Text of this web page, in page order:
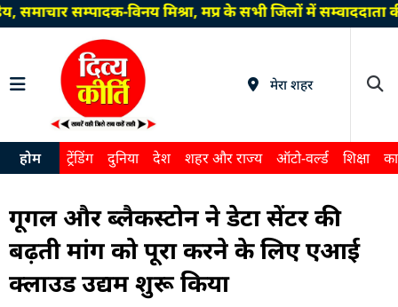
समाचार सम्पादक-विनय मिश्रा, मप्र के सभी जिलों में
मेरा शहर
होम ट्रेंडिंग दुनिया देश शहर और राज्य ऑटो-वर्ल्ड शिक्षा
गूगल और ब्लैकस्टोन ने डेटा सेंटर की
बढ़ती मांग को पूरा करने के लिए एआई
क्लाउड उद्यम शुरू किया